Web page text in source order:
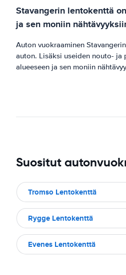
Stavangerin lentokenttä
ja sen moniin
Auton vuokraaminen
auton. Lisäksi useiden nouto-
alueeseen ja sen moniin
Suositut
Tromso Lentokenttä
Rygge Lentokenttä
Evenes Lentokenttä